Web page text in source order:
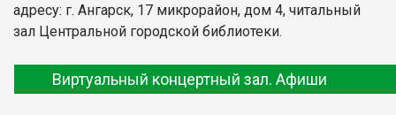
адресу: г. Ангарск, 17 микрорайон, дом 4, читальный
зал Центральной городской библиотеки.
Виртуальный концертный зал. Афиши